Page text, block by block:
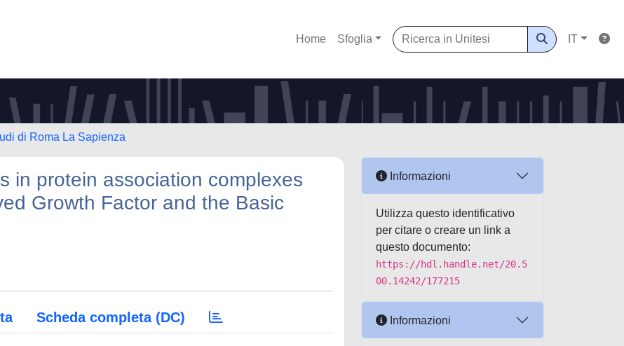
Home Sfoglia IT
di Roma La Sapienza
in protein association complexes
Growth Factor and the Basic
Scheda completa (DC)
Informazioni
Utilizza questo identificativo
per citare o creare un link a
questo documento:
https://hdl.handle.net/20.5
00.14242/177215
Informazioni